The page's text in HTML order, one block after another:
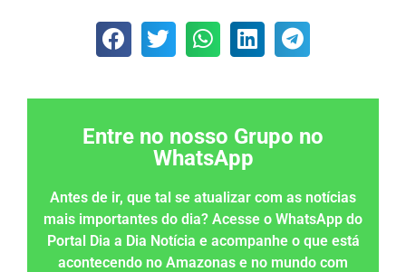
Entre no nosso Grupo no
WhatsApp
Antes de ir, que tal se atualizar com as notícias
mais importantes do dia? Acesse o WhatsApp do
Portal Dia a Dia Notícia e acompanhe o que está
acontecendo no Amazonas e no mundo com